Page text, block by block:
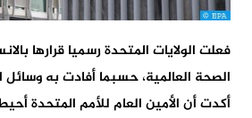
فعلت الولايات المتحدة رسميا قرارها
الصحة العالمية، حسبما أفادت به وسائل
أكدت أن الأمين العام للأمم المتحدة